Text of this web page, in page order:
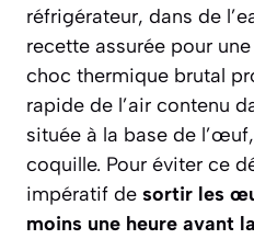
réfrigérateur, dans de
recette assurée pour
choc thermique brutal
rapide de l’air contenu
située à la base de
coquille. Pour éviter ce
impératif de sortir les
moins une heure avant